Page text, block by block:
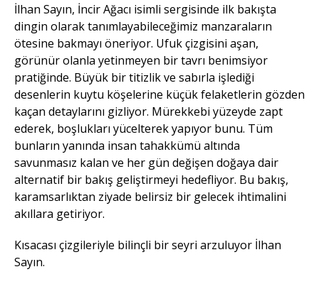
İlhan Sayın, İncir Ağacı isimli sergisinde ilk bakışta
dingin olarak tanımlayabileceğimiz manzaraların
ötesine bakmayı öneriyor. Ufuk çizgisini aşan,
görünür olanla yetinmeyen bir tavrı benimsiyor
pratiğinde. Büyük bir titizlik ve sabırla işlediği
desenlerin kuytu köşelerine küçük felaketlerin gözden
kaçan detaylarını gizliyor. Mürekkebi yüzeyde zapt
ederek, boşlukları yücelterek yapıyor bunu. Tüm
bunların yanında insan tahakkümü altında
savunmasız kalan ve her gün değişen doğaya dair
alternatif bir bakış geliştirmeyi hedefliyor. Bu bakış,
karamsarlıktan ziyade belirsiz bir gelecek ihtimalini
akıllara getiriyor.
Kısacası çizgileriyle bilinçli bir seyri arzuluyor İlhan
Sayın.